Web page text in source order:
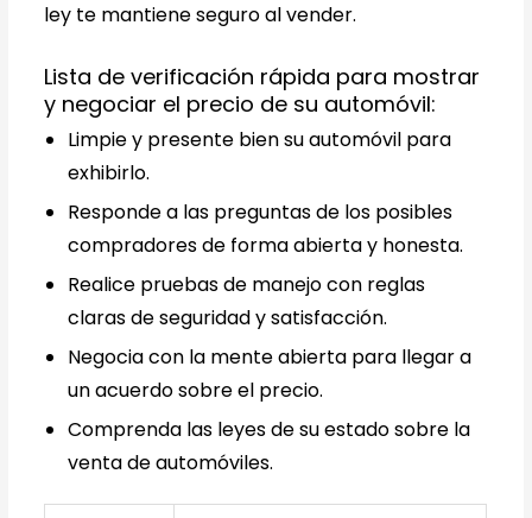
ley te mantiene seguro al vender.
Lista de verificación rápida para mostrar
y negociar el precio de su automóvil:
Limpie y presente bien su automóvil para
exhibirlo.
Responde a las preguntas de los posibles
compradores de forma abierta y honesta.
Realice pruebas de manejo con reglas
claras de seguridad y satisfacción.
Negocia con la mente abierta para llegar a
un acuerdo sobre el precio.
Comprenda las leyes de su estado sobre la
venta de automóviles.